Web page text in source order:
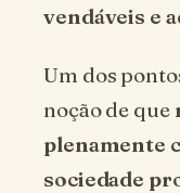
vendáveis e
Um dos
noção de que
plenamente
sociedade